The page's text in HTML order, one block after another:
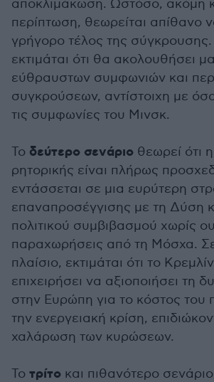
αποκλιμάκωση. Ωστόσο, ακόμη
περίπτωση, θεωρείται απίθανο
γρήγορο τέλος της σύγκρουσης.
εκτιμάται ότι θα ακολουθήσει
εύθραυστων συμφωνιών και
συγκρούσεων, αντίστοιχη με
τις συμφωνίες του Μινσκ.
Το δεύτερο σενάριο θεωρεί ότι
ρητορικής είναι πλήρως
εντάσσεται σε μια ευρύτερη
επαναπροσέγγισης με τη Δύση
πολιτικού συμβιβασμού χωρίς
παραχωρήσεις από τη Μόσχα.
πλαίσιο, εκτιμάται ότι το
επιχειρήσει να αξιοποιήσει τη
στην Ευρώπη για το κόστος του
την ενεργειακή κρίση,
χαλάρωση των κυρώσεων.
Το τρίτο και πιθανότερο